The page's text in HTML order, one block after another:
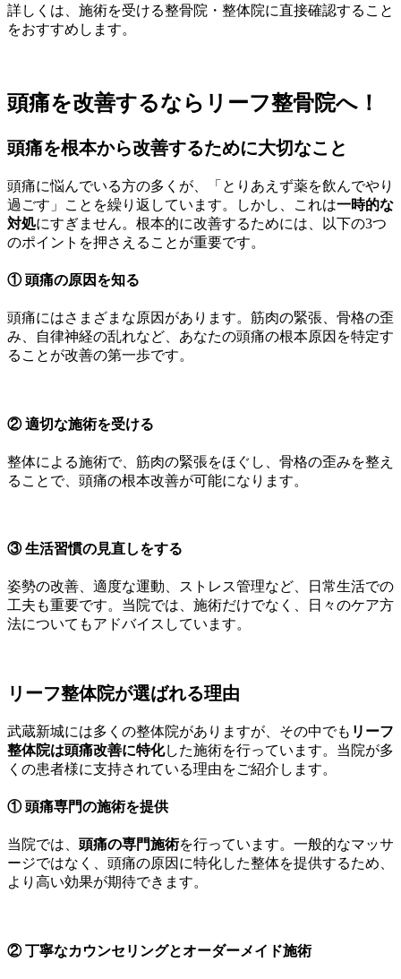
詳しくは、施術を受ける整骨院・整体院に直接確認すること
をおすすめします。
頭痛を改善するならリーフ整骨院へ！
頭痛を根本から改善するために大切なこと
頭痛に悩んでいる方の多くが、「とりあえず薬を飲んでやり
過ごす」ことを繰り返しています。しかし、これは一時的な
対処にすぎません。根本的に改善するためには、以下の3つ
のポイントを押さえることが重要です。
① 頭痛の原因を知る
頭痛にはさまざまな原因があります。筋肉の緊張、骨格の歪
み、自律神経の乱れなど、あなたの頭痛の根本原因を特定す
ることが改善の第一歩です。
② 適切な施術を受ける
整体による施術で、筋肉の緊張をほぐし、骨格の歪みを整え
ることで、頭痛の根本改善が可能になります。
③ 生活習慣の見直しをする
姿勢の改善、適度な運動、ストレス管理など、日常生活での
工夫も重要です。当院では、施術だけでなく、日々のケア方
法についてもアドバイスしています。
リーフ整体院が選ばれる理由
武蔵新城には多くの整体院がありますが、その中でも リーフ
整体院は頭痛改善に特化した施術を行っています。当院が多
くの患者様に支持されている理由をご紹介します。
① 頭痛専門の施術を提供
当院では、 頭痛の専門施術を行っています。一般的なマッサ
ージではなく、頭痛の原因に特化した整体を提供するため、
より高い効果が期待できます。
② 丁寧なカウンセリングとオーダーメイド施術